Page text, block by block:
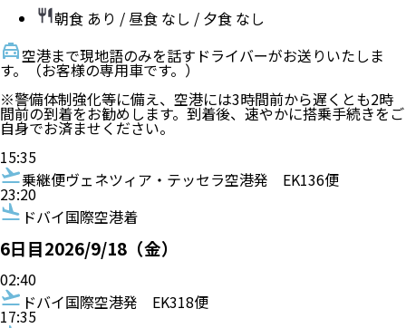
朝食 あり / 昼食 なし / 夕食 なし
空港まで現地語のみを話すドライバーがお送りいたしま
す。（お客様の専用車です。）
※警備体制強化等に備え、空港には3時間前から遅くとも2時
間前の到着をお勧めします。到着後、速やかに搭乗手続きをご
自身でお済ませください。
15:35
乗継便ヴェネツィア・テッセラ空港発 EK136便
23:20
ドバイ国際空港着
6日目2026/9/18（金）
02:40
ドバイ国際空港発
EK318便
17:35